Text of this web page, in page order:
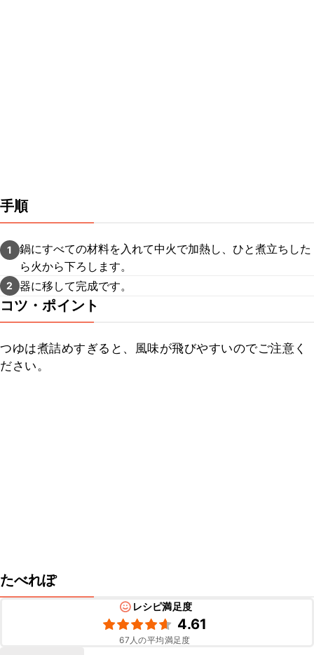
手順
1
鍋にすべての材料を入れて中火で加熱し、ひと煮立ちした
ら火から下ろします。
2 器に移して完成です。
コツ・ポイント
つゆは煮詰めすぎると、風味が飛びやすいのでご注意く
ださい。
たべれぽ
レシピ満足度
4.61
67 人の平均満足度